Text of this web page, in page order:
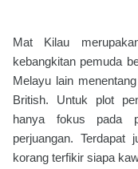
Mat Kilau
kebangkitan pemuda
Melayu lain
British. Untuk plot
hanya fokus pada
perjuangan.
korang terfikir siapa